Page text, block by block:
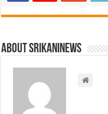
About srikaninews